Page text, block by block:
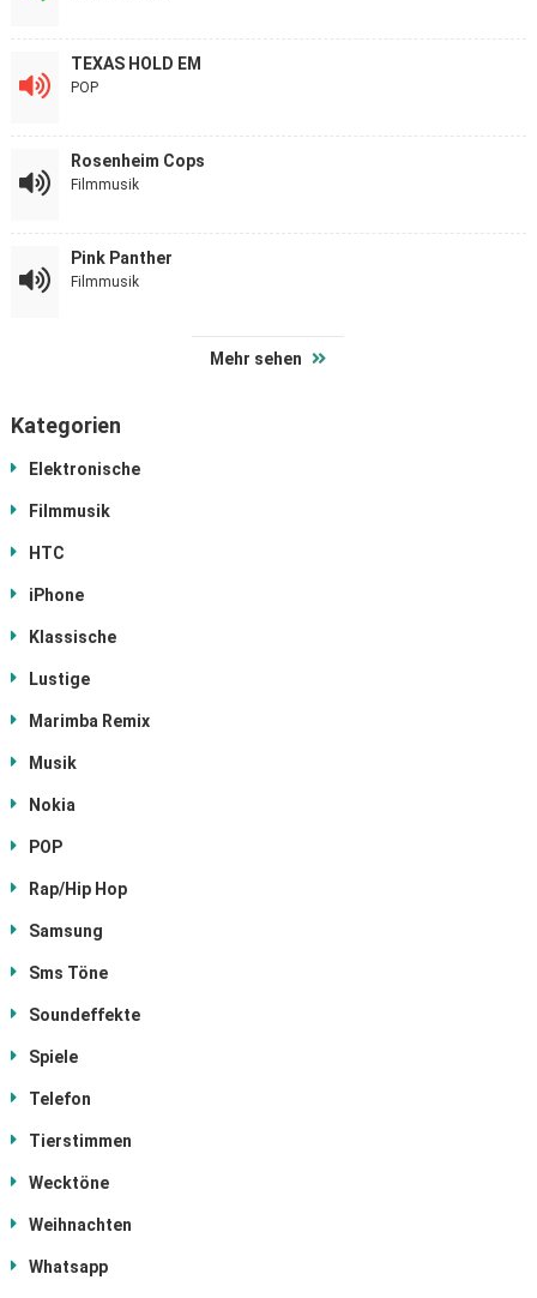
TEXAS HOLD EM
POP
Rosenheim Cops
Filmmusik
Pink Panther
Filmmusik
Mehr sehen
Kategorien
Elektronische
Filmmusik
HTC
iPhone
Klassische
Lustige
Marimba Remix
Musik
Nokia
POP
Rap/Hip Hop
Samsung
Sms Töne
Soundeffekte
Spiele
Telefon
Tierstimmen
Wecktöne
Weihnachten
Whatsapp